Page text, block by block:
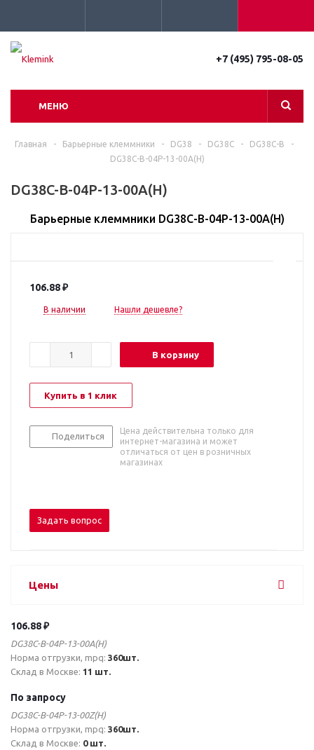
+7 (495) 795-08-05
МЕНЮ
Главная - Барьерные клеммники - DG38 - DG38C - DG38C-B
-
DG38C-B-04P-13-00A(H)
DG38C-B-04P-13-00A(H)
Барьерные клеммники DG38C-B-04P-13-00A(H)
106.88₽
В наличии Нашли дешевле?
В корзину
Купить в 1 клик
Поделиться
Цена действительна только для
интернет-магазина и может
отличаться от цен в розничных
магазинах
Задать вопрос
Цены
106.88 ₽
DG38C-B-04P-13-00A(H)
Норма отгрузки, mpq: 360шт.
Склад в Москве: 11 шт.
По запросу
DG38C-B-04P-13-00Z(H)
Норма отгрузки, mpq: 360шт.
Склад в Москве: 0 шт.